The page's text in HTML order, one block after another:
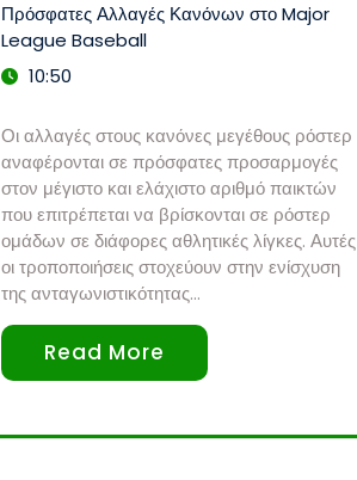
Πρόσφατες Αλλαγές Κανόνων στο Major
League Baseball
10:50
Οι αλλαγές στους κανόνες μεγέθους ρόστερ
αναφέρονται σε πρόσφατες προσαρμογές
στον μέγιστο και ελάχιστο αριθμό παικτών
που επιτρέπεται να βρίσκονται σε ρόστερ
ομάδων σε διάφορες αθλητικές λίγκες. Αυτές
οι τροποποιήσεις στοχεύουν στην ενίσχυση
της ανταγωνιστικότητας…
Read More